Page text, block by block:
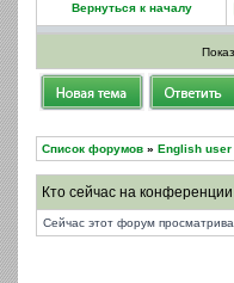
Вернуться к началу
Список форумов » English user
Кто сейчас на конференции
Сейчас этот форум